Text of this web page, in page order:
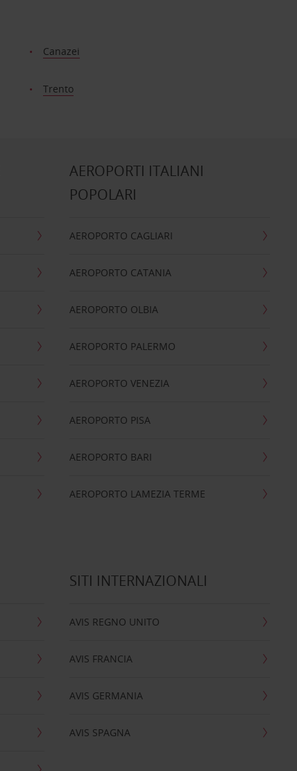
Canazei
Trento
AEROPORTI ITALIANI
POPOLARI
AEROPORTO CAGLIARI
AEROPORTO CATANIA
AEROPORTO OLBIA
AEROPORTO PALERMO
AEROPORTO VENEZIA
AEROPORTO PISA
AEROPORTO BARI
AEROPORTO LAMEZIA TERME
SITI INTERNAZIONALI
AVIS REGNO UNITO
AVIS FRANCIA
AVIS GERMANIA
AVIS SPAGNA